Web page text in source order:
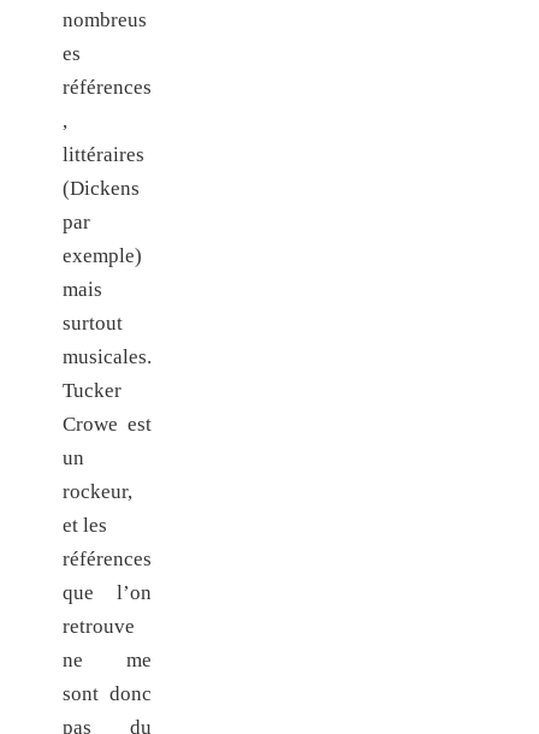
nombreus
es
références
,
littéraires
(Dickens
par
exemple)
mais
surtout
musicales.
Tucker
Crowe est
un
rockeur,
et les
références
que l’on
retrouve
ne me
sont donc
pas du